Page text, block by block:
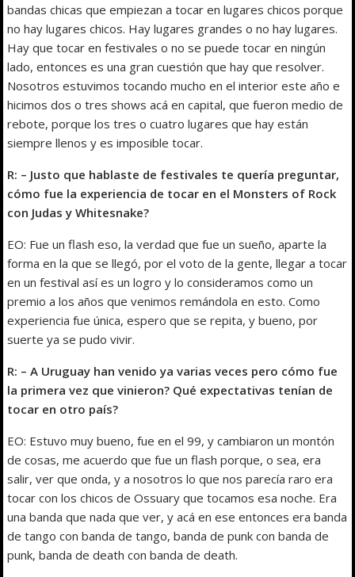
bandas chicas que empiezan a tocar en lugares chicos porque
no hay lugares chicos. Hay lugares grandes o no hay lugares.
Hay que tocar en festivales o no se puede tocar en ningún
lado, entonces es una gran cuestión que hay que resolver.
Nosotros estuvimos tocando mucho en el interior este año e
hicimos dos o tres shows acá en capital, que fueron medio de
rebote, porque los tres o cuatro lugares que hay están
siempre llenos y es imposible tocar.
R: – Justo que hablaste de festivales te quería preguntar,
cómo fue la experiencia de tocar en el Monsters of Rock
con Judas y Whitesnake?
EO: Fue un flash eso, la verdad que fue un sueño, aparte la
forma en la que se llegó, por el voto de la gente, llegar a tocar
en un festival así es un logro y lo consideramos como un
premio a los años que venimos remándola en esto. Como
experiencia fue única, espero que se repita, y bueno, por
suerte ya se pudo vivir.
R: – A Uruguay han venido ya varias veces pero cómo fue
la primera vez que vinieron? Qué expectativas tenían de
tocar en otro país?
EO: Estuvo muy bueno, fue en el 99, y cambiaron un montón
de cosas, me acuerdo que fue un flash porque, o sea, era
salir, ver que onda, y a nosotros lo que nos parecía raro era
tocar con los chicos de Ossuary que tocamos esa noche. Era
una banda que nada que ver, y acá en ese entonces era banda
de tango con banda de tango, banda de punk con banda de
punk, banda de death con banda de death.